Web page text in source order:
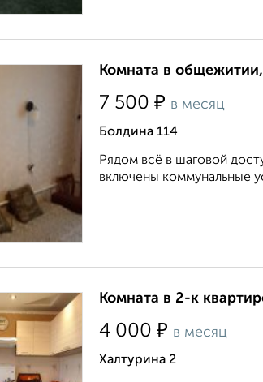
Комната в
7 500 ₽ в месяц
Болдина 114
Рядом всё в шаговой
включены коммунальные
Комната в 2-к
4 000 ₽ в месяц
Халтурина 2